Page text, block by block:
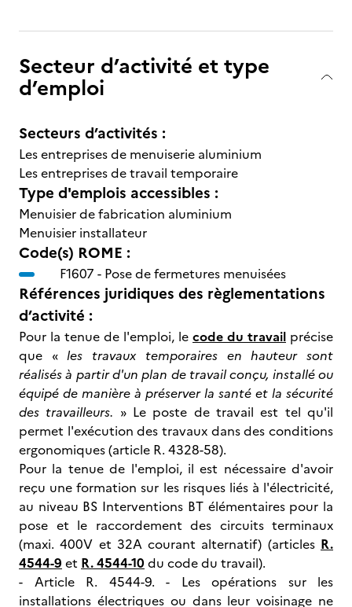
Secteur d’activité et type
d’emploi
Secteurs d’activités :
Les entreprises de menuiserie aluminium
Les entreprises de travail temporaire
Type d'emplois accessibles :
Menuisier de fabrication aluminium
Menuisier installateur
Code(s) ROME :
F1607 - Pose de fermetures menuisées
Références juridiques des règlementations
d’activité :
Pour la tenue de l'emploi, le code du travail précise
que «les travaux temporaires en hauteur sont
réalisés à partir d'un plan de travail conçu, installé ou
équipé de manière à préserver la santé et la sécurité
des travailleurs. » Le poste de travail est tel qu'il
permet l'exécution des travaux dans des conditions
ergonomiques (article R. 4328-58).
Pour la tenue de l'emploi, il est nécessaire d'avoir
reçu une formation sur les risques liés à l'électricité,
au niveau BS Interventions BT élémentaires pour la
pose et le raccordement des circuits terminaux
(maxi. 400V et 32A courant alternatif) (articles R.
4544-9 et R. 4544-10 du code du travail).
- Article R. 4544-9. - Les opérations sur les
installations électriques ou dans leur voisinage ne